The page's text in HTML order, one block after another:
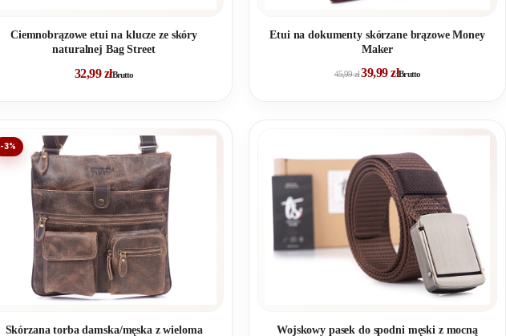
Ciemnobrązowe etui na klucze ze skóry
naturalnej Bag Street
32,99złBrutto
Etui na dokumenty skórzane brązowe Money
Maker
45,99zł39,99złBrutto
-3%
Skórzana torba damska/męska z wieloma
Wojskowy pasek do spodni męski z mocną